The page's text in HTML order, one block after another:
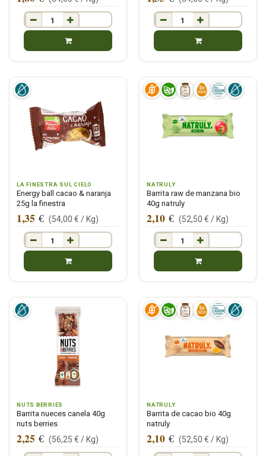
LA FINESTRA SUL CIELO
Energy ball cacao & naranja
25g la finestra
1,35 € (54,00 € / Kg)
NATRULY
Barrita raw de manzana bio
40g natruly
2,10 € (52,50 € / Kg)
NUTS BERRIES
Barrita nueces canela 40g
nuts berries
2,25 € (56,25 € / Kg)
NATRULY
Barrita de cacao bio 40g
natruly
2,10 € (52,50 € / Kg)